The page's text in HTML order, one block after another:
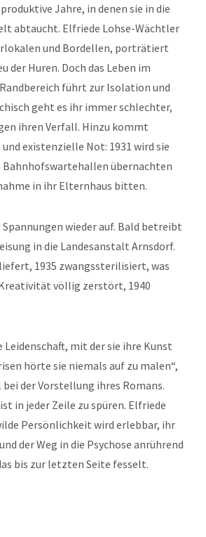
Jahre, in denen sie in die
abtaucht. Elfriede Lohse-Wächtler
und Bordellen, porträtiert
der Huren. Doch das Leben im
führt zur Isolation und
geht es ihr immer schlechter,
ihren Verfall. Hinzu kommt
existenzielle Not: 1931 wird sie
Bahnhofswartehallen übernachten
in ihr Elternhaus bitten.
wieder auf. Bald betreibt
in die Landesanstalt Arnsdorf.
1935 zwangssterilisiert, was
völlig zerstört, 1940
Leidenschaft, mit der sie ihre Kunst
hörte sie niemals auf zu malen“,
der Vorstellung ihres Romans.
in jeder Zeile zu spüren. Elfriede
Persönlichkeit wird erlebbar, ihr
der Weg in die Psychose anrührend
bis zur letzten Seite fesselt.